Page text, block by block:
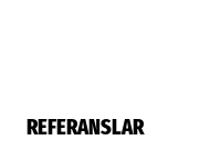
REFERANSLAR